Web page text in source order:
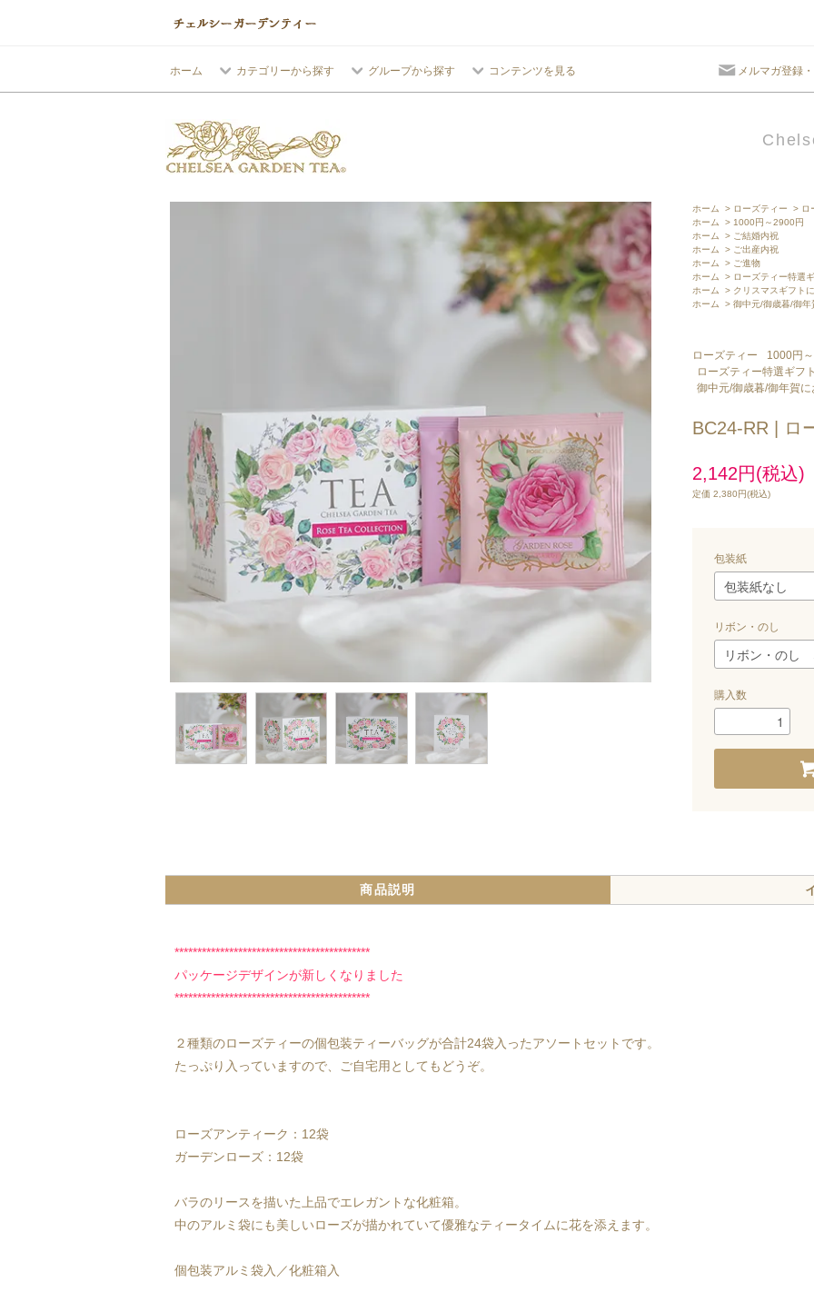
ホーム カテゴリーから探す グループから探す コンテンツを見る メルマガ登録
ホーム > ローズティー > ロ
ホーム
> 1000円～2900円
ホーム
> ご結婚内祝
ホーム
> ご出産内祝
ホーム
> ご進物
ホーム
> ローズティー特選
ホーム
> クリスマスギフト
ホーム
> 御中元/御歳暮/御年
ローズティー
1000円
ローズティー特選ギフ
御中元/御歳暮/御年賀
BC24-RR | ロ
2,142円(税込)
定価 2,380円(税込)
包装紙
リボン・のし
購入数
商品説明
*******************************************
パッケージデザインが新しくなりました
*******************************************
２種類のローズティーの個包装ティーバッグが合計24袋入ったアソートセットです。
たっぷり入っていますので、ご自宅用としてもどうぞ。
ローズアンティーク：12袋
ガーデンローズ：12袋
バラのリースを描いた上品でエレガントな化粧箱。
中のアルミ袋にも美しいローズが描かれていて優雅なティータイムに花を添えます。
個包装アルミ袋入／化粧箱入